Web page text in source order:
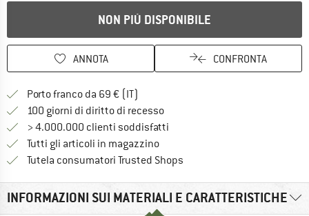
NON PIÙ DISPONIBILE
ANNOTA CONFRONTA
Porto franco da 69 € (IT)
100 giorni di diritto di recessoVai alla politica di recesso qui
> 4.000.000 clienti soddisfatti
Tutti gli articoli in magazzino
Tutela consumatori Trusted Shops
INFORMAZIONI SUI MATERIALI E CARATTERISTICHE